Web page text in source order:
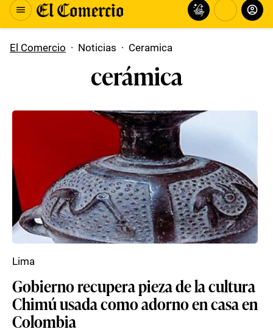
El Comercio · Noticias · Ceramica
cerámica
Gobierno recupera pieza de la cultura
Chimú usada como adorno en casa en
Colombia
Lima